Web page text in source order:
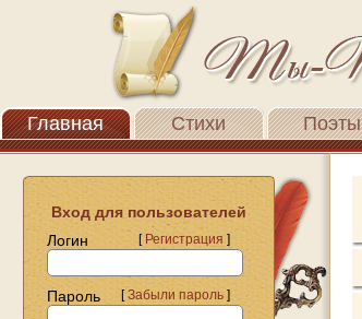
Главная Стихи Поэты
Вход для пользователей
Логин
[Регистрация]
Пароль [Забыли пароль]